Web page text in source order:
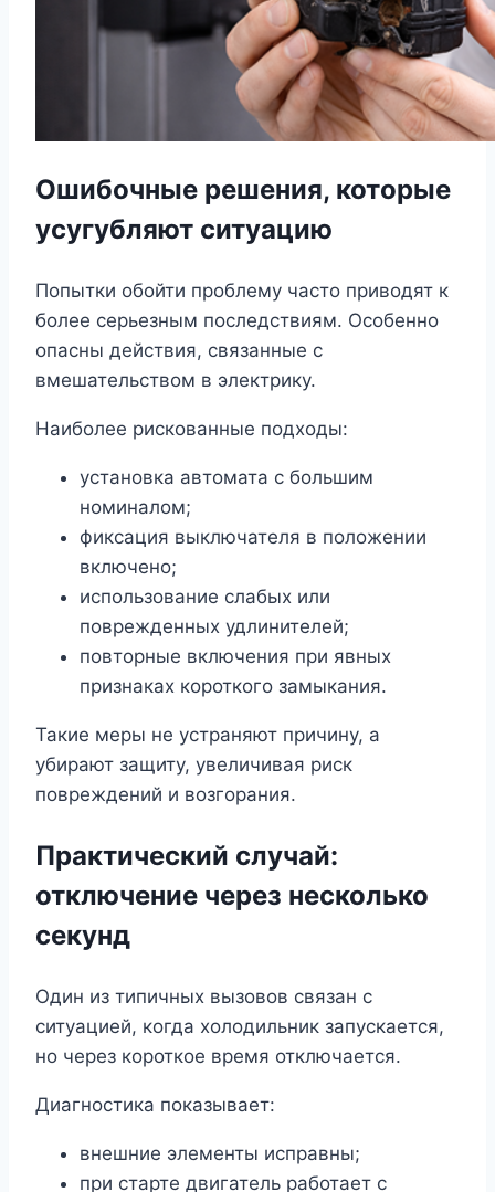
Ошибочные решения, которые
усугубляют ситуацию
Попытки обойти проблему часто приводят к
более серьезным последствиям. Особенно
опасны действия, связанные с
вмешательством в электрику.
Наиболее рискованные подходы:
установка автомата с большим
номиналом;
фиксация выключателя в положении
включено;
использование слабых или
поврежденных удлинителей;
повторные включения при явных
признаках короткого замыкания.
Такие меры не устраняют причину, а
убирают защиту, увеличивая риск
повреждений и возгорания.
Практический случай:
отключение через несколько
секунд
Один из типичных вызовов связан с
ситуацией, когда холодильник запускается,
но через короткое время отключается.
Диагностика показывает:
внешние элементы исправны;
при старте двигатель работает с